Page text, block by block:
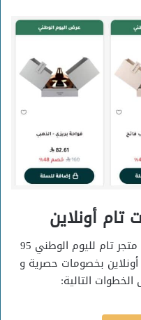
أونلاين
بعدما عرضنا لك تفاصيل تخفيضات متجر تام لليوم الوطني 95
بخصومات حصرية و
التالية: